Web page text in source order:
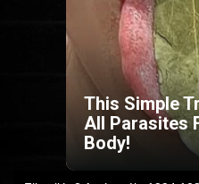
This Simple
All Parasites
Body!